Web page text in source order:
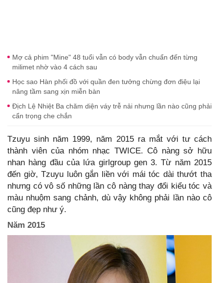
Mợ cả phim "Mine" 48 tuổi vẫn có body vẫn chuẩn đến từng
milimet nhờ vào 4 cách sau
Học sao Hàn phối đồ với quần đen tưởng chừng đơn điệu lại
nâng tầm sang xịn miễn bàn
Địch Lệ Nhiệt Ba chăm diện váy trễ nải nhưng lần nào cũng phải
cẩn trọng che chắn
Tzuyu sinh năm 1999, năm 2015 ra mắt với tư cách
thành viên của nhóm nhạc TWICE. Cô nàng sở hữu
nhan hàng đầu của lứa girlgroup gen 3. Từ năm 2015
đến giờ, Tzuyu luôn gắn liền với mái tóc dài thướt tha
nhưng có vô số những lần cô nàng thay đổi kiểu tóc và
màu nhuộm sang chảnh, dù vậy không phải lần nào cô
cũng đẹp như ý.
Năm 2015